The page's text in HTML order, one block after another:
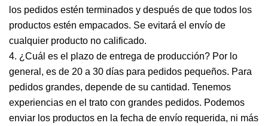
los pedidos estén terminados y después de que todos los
productos estén empacados. Se evitará el envío de
cualquier producto no calificado.
4. ¿Cuál es el plazo de entrega de producción? Por lo
general, es de 20 a 30 días para pedidos pequeños. Para
pedidos grandes, depende de su cantidad. Tenemos
experiencias en el trato con grandes pedidos. Podemos
enviar los productos en la fecha de envío requerida, ni más